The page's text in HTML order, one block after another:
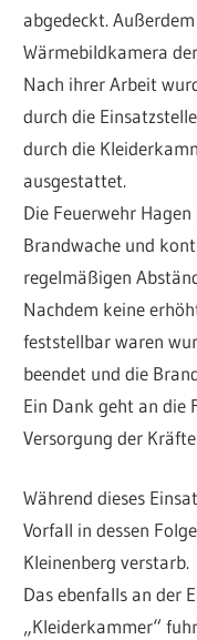
abgedeckt.
Wärmebildkamera
Nach ihrer Arbeit
durch die
durch die
ausgestattet.
Die Feuerwehr
Brandwache und
regelmäßigen
Nachdem keine
feststellbar waren
beendet und die
Ein Dank geht an die
Versorgung der
Während dieses
Vorfall in dessen
Kleinenberg verstarb.
Das ebenfalls an der
„Kleiderkammer“